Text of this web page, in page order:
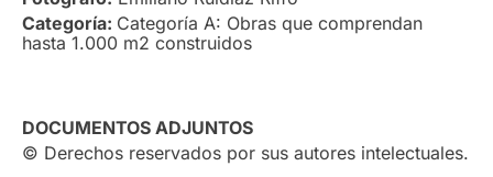
Categoría: Categoría A: Obras que comprendan
hasta 1.000 m2 construidos
DOCUMENTOS ADJUNTOS
© Derechos reservados por sus autores intelectuales.